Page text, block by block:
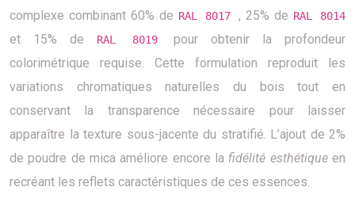
complexe combinant 60% de RAL 8017 , 25% de RAL 8014
et 15% de RAL 8019 pour obtenir la profondeur
colorimétrique requise. Cette formulation reproduit les
variations chromatiques naturelles du bois tout en
conservant la transparence nécessaire pour laisser
apparaître la texture sous-jacente du stratifié. L’ajout de 2%
de poudre de mica améliore encore la fidélité esthétiqueen
recréant les reflets caractéristiques de ces essences.